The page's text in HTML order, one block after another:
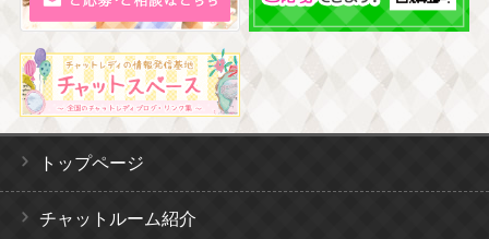
トップページ
チャットルーム紹介